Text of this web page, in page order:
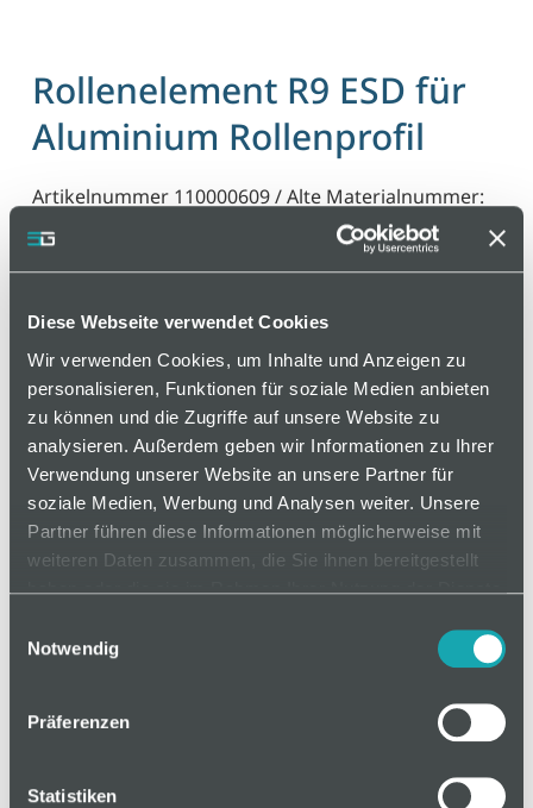
Diese Webseite verwendet Cookies
Wir verwenden Cookies, um Inhalte und Anzeigen zu
personalisieren, Funktionen für soziale Medien anbieten
zu können und die Zugriffe auf unsere Website zu
analysieren. Außerdem geben wir Informationen zu Ihrer
Verwendung unserer Website an unsere Partner für
soziale Medien, Werbung und Analysen weiter. Unsere
Partner führen diese Informationen möglicherweise mit
weiteren Daten zusammen, die Sie ihnen bereitgestellt
haben oder die sie im Rahmen Ihrer Nutzung der Dienste
Notwendig
Präferenzen
Statistiken
Rollenelement R9 ESD für
Aluminium Rollenprofil
Artikelnummer 110000609 / Alte Materialnummer:
801255
Rollenelement R9 vormontiert für Rollenleiste AL.
Hoch belastbare Förderrollen für Rollenschiene,
verlaufenden Förderstrecken durch geringen
Rollenabstand. Schnell austauschbar.
auf Anfrage